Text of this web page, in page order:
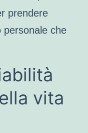
prendere
personale che
vita